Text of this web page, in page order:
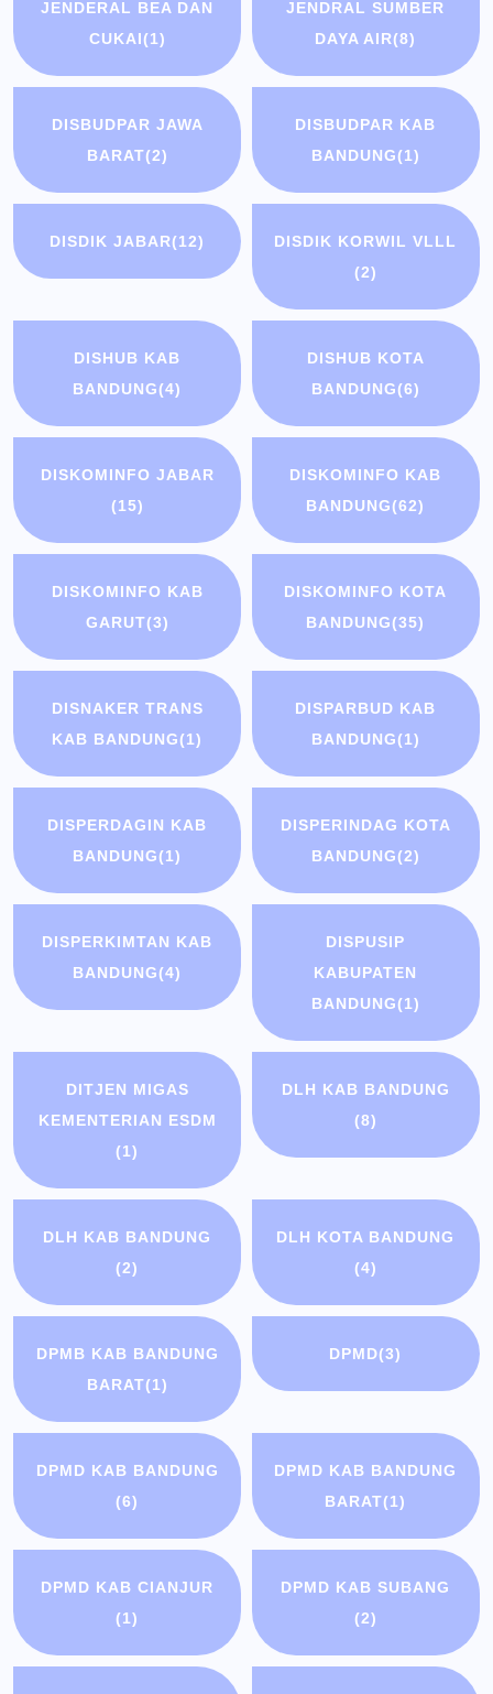
JENDERAL BEA DAN
CUKAI(1)
JENDRAL SUMBER
DAYA AIR(8)
DISBUDPAR JAWA
BARAT(2)
DISBUDPAR KAB
BANDUNG(1)
DISDIK JABAR(12)
DISDIK KORWIL VLLL
(2)
DISHUB KAB
BANDUNG(4)
DISHUB KOTA
BANDUNG(6)
DISKOMINFO JABAR
(15)
DISKOMINFO KAB
BANDUNG(62)
DISKOMINFO KAB
GARUT(3)
DISKOMINFO KOTA
BANDUNG(35)
DISNAKER TRANS
KAB BANDUNG(1)
DISPARBUD KAB
BANDUNG(1)
DISPERDAGIN KAB
BANDUNG(1)
DISPERINDAG KOTA
BANDUNG(2)
DISPERKIMTAN KAB
BANDUNG(4)
DISPUSIP
KABUPATEN
BANDUNG(1)
DITJEN MIGAS
KEMENTERIAN ESDM
(1)
DLH KAB BANDUNG
(8)
DLH KAB BANDUNG
(2)
DLH KOTA BANDUNG
(4)
DPMB KAB BANDUNG
BARAT(1)
DPMD(3)
DPMD KAB BANDUNG
(6)
DPMD KAB BANDUNG
BARAT(1)
DPMD KAB CIANJUR
(1)
DPMD KAB SUBANG
(2)